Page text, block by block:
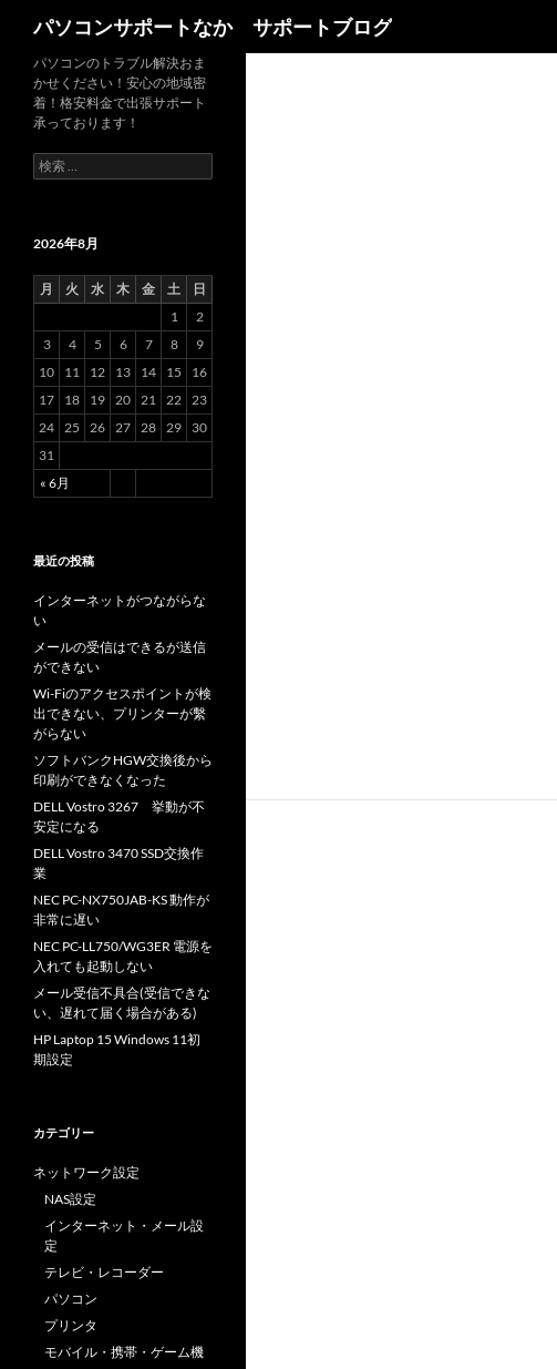
パソコンサポートなか サポートブログ
パソコンのトラブル解決おま
かせください！安心の地域密
着！格安料金で出張サポート
承っております！
検
索
2026年8月
月 火 水 木 金 土 日
« 6月
1
2
3
4 5 6 7 8
9
10
11 12 13 14 15
16
17
18 19 20 21 22 23
24 25 26 27 28 29
30
31
最近の投稿
インターネットがつながらな
い
メールの受信はできるが送信
ができない
Wi-Fiのアクセスポイントが検
出できない、プリンターが繫
がらない
ソフトバンクHGW交換後から
印刷ができなくなった
DELL Vostro 3267 挙動が不
安定になる
DELL Vostro 3470 SSD交換作
業
NEC PC-NX750JAB-KS 動作が
非常に遅い
NEC PC-LL750/WG3ER 電源を
入れても起動しない
メール受信不具合(受信できな
い、遅れて届く場合がある)
HP Laptop 15 Windows 11初
期設定
カテゴリー
ネットワーク設定
NAS設定
インターネット・メール設
定
テレビ・レコーダー
パソコン
プリンタ
モバイル・携帯・ゲーム機